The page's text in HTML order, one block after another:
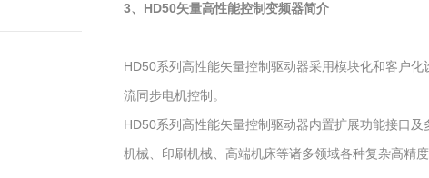
3、 HD50矢量高性能控制变频器简介
HD50系列高性能矢量控制驱动器采用模块化和客户
流同步电机控制。
HD50系列高性能矢量控制驱动器内置扩展功能接口
机械、印刷机械、高端机床等诸多领域各种复杂高精